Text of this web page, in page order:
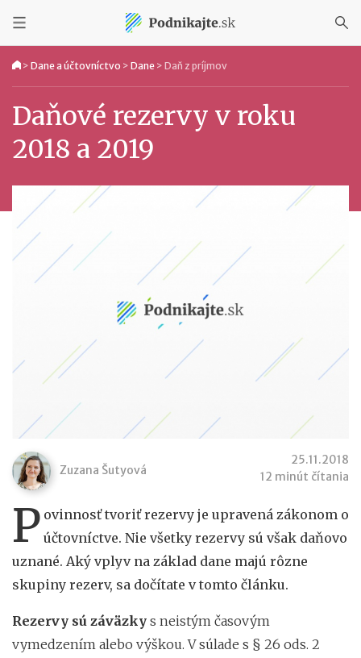
> Dane a účtovníctvo > Dane > Daň z príjmov
Daňové rezervy v roku
2018 a 2019
Zuzana Šutyová
25.11.2018
12 minút čítania
P ovinnosť tvoriť rezervy je upravená zákonom o
účtovníctve. Nie všetky rezervy sú však daňovo
uznané. Aký vplyv na základ dane majú rôzne
skupiny rezerv, sa dočítate v tomto článku.
Rezervy sú záväzky s neistým časovým
vymedzením alebo výškou. V súlade s § 26 ods. 2